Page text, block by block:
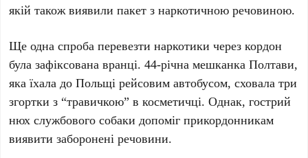
якій також виявили пакет з наркотичною речовиною.
Ще одна спроба перевезти наркотики через кордон
була зафіксована вранці. 44-річна мешканка Полтави,
яка їхала до Польщі рейсовим автобусом, сховала три
згортки з “травичкою” в косметичці. Однак, гострий
нюх службового собаки допоміг прикордонникам
виявити заборонені речовини.